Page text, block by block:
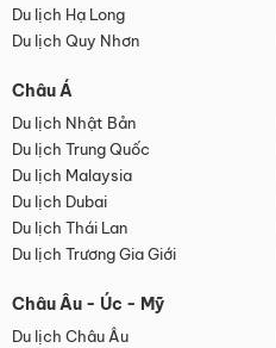
Du lịch Hạ Long
Du lịch Quy Nhơn
Châu Á
Du lịch Nhật Bản
Du lịch Trung Quốc
Du lịch Malaysia
Du lịch Dubai
Du lịch Thái Lan
Du lịch Trương Gia Giới
Châu Âu - Úc - Mỹ
Du lịch Châu Âu